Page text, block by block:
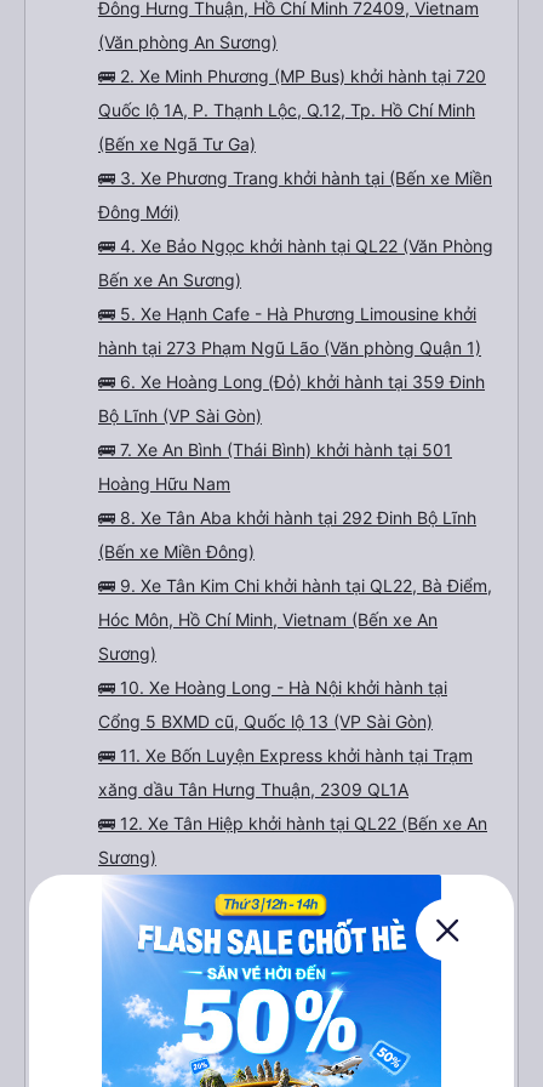
Đông Hưng Thuận, Hồ Chí Minh 72409, Vietnam
(Văn phòng An Sương)
🚌 2. Xe Minh Phương (MP Bus) khởi hành tại 720
Quốc lộ 1A, P. Thạnh Lộc, Q.12, Tp. Hồ Chí Minh
(Bến xe Ngã Tư Ga)
🚌 3. Xe Phương Trang khởi hành tại (Bến xe Miền
Đông Mới)
🚌 4. Xe Bảo Ngọc khởi hành tại QL22 (Văn Phòng
Bến xe An Sương)
🚌 5. Xe Hạnh Cafe - Hà Phương Limousine khởi
hành tại 273 Phạm Ngũ Lão (Văn phòng Quận 1)
🚌 6. Xe Hoàng Long (Đỏ) khởi hành tại 359 Đinh
Bộ Lĩnh (VP Sài Gòn)
🚌 7. Xe An Bình (Thái Bình) khởi hành tại 501
Hoàng Hữu Nam
🚌 8. Xe Tân Aba khởi hành tại 292 Đinh Bộ Lĩnh
(Bến xe Miền Đông)
🚌 9. Xe Tân Kim Chi khởi hành tại QL22, Bà Điểm,
Hóc Môn, Hồ Chí Minh, Vietnam (Bến xe An
Sương)
🚌 10. Xe Hoàng Long - Hà Nội khởi hành tại
Cổng 5 BXMD cũ, Quốc lộ 13 (VP Sài Gòn)
🚌 11. Xe Bốn Luyện Express khởi hành tại Trạm
xăng dầu Tân Hưng Thuận, 2309 QL1A
🚌 12. Xe Tân Hiệp khởi hành tại QL22 (Bến xe An
Sương)
🚌 13. Xe Tiến Tiến : Xe đi Đà Nẵng chất lượng
cao từ Sài Gòn
🚌 14. Xe Mai Quyên khởi hành tại Quốc Lộ 1A
🚌 15. Xe Đình Nhân khởi hành tại 39/4a QL1A
(Văn phòng An Sương)
🚌 16. Xe Quỳnh Nhật khởi hành tại 2421 Quốc Lộ